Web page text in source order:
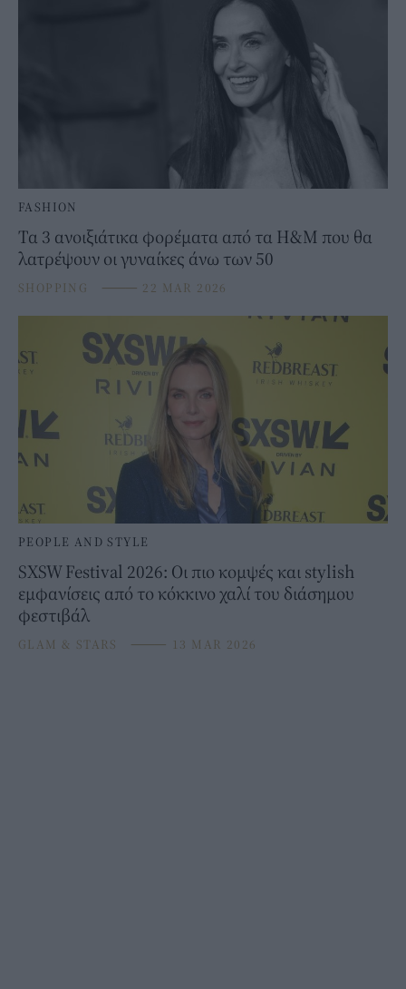
FASHION
Τα 3 ανοιξιάτικα φορέματα από τα H&M που θα
λατρέψουν οι γυναίκες άνω των 50
SHOPPING ⸻ 22 MAR 2026
PEOPLE AND STYLE
SXSW Festival 2026: Οι πιο κομψές και stylish
εμφανίσεις από το κόκκινο χαλί του διάσημου
φεστιβάλ
GLAM & STARS ⸻ 13 MAR 2026